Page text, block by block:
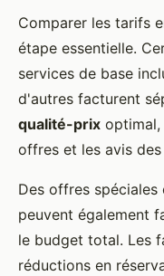
Comparer les tarifs
étape essentielle.
services de base
d'autres facturent
qualité-prix
offres et les avis
Des offres
peuvent également
le budget total. Les
réductions en